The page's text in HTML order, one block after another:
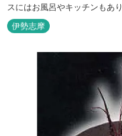
スにはお風呂やキッチンもあり
伊勢志摩